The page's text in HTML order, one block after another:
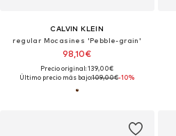
CALVIN KLEIN
regular Mocasines 'Pebble-grain'
98,10€
Precio original: 139,00€
Último precio más bajo:109,00€-10%